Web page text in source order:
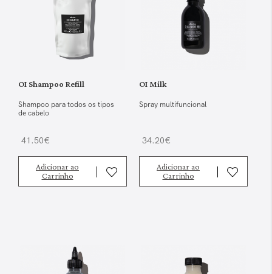
OI Shampoo Refill
Shampoo para todos os tipos
de cabelo
41.50€
Adicionar ao
Carrinho
OI Milk
Spray multifuncional
34.20€
Adicionar ao
Carrinho